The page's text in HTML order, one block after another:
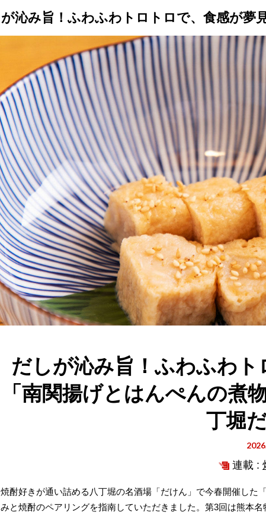
トップ プロが教えるレシピ
だしが沁み旨！ふわふわ
「南関揚げとはんぺんの煮
丁堀
連載 :
焼酎好きが通い詰める八丁堀の名酒場「だけん」で今春開催した
みと焼酎のペアリングを指南していただきました。第3回は熊本